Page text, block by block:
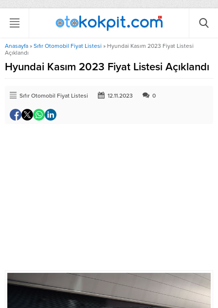
Anasayfa » Sıfır Otomobil Fiyat Listesi » Hyundai Kasım 2023 Fiyat Listesi
Açıklandı
Hyundai Kasım 2023 Fiyat Listesi Açıklandı
Sıfır Otomobil Fiyat Listesi 12.11.2023 0